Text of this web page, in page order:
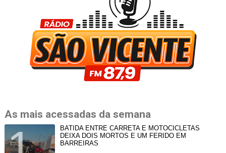
As mais acessadas da semana
BATIDA ENTRE CARRETA E MOTOCICLETAS
DEIXA DOIS MORTOS E UM FERIDO EM
BARREIRAS